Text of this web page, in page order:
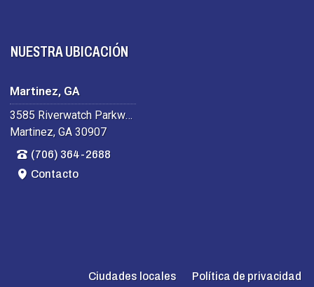
NUESTRA UBICACIÓN
Martinez, GA
3585 Riverwatch Parkway
Martinez, GA 30907
(706) 364-2688
Contacto
Ciudades locales Política de privacidad